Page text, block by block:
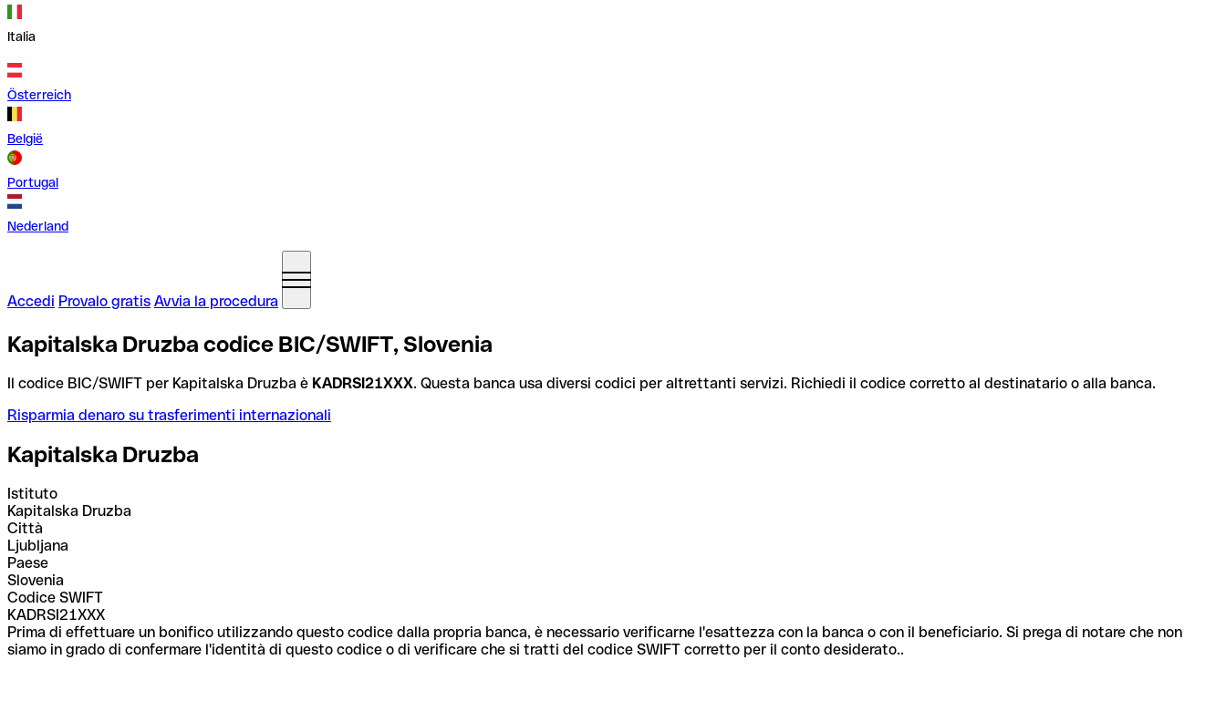
Italia
Österreich
België
Portugal
Nederland
Accedi Provalo gratis Avvia la procedura
Kapitalska Druzba codice BIC/SWIFT, Slovenia
Il codice BIC/SWIFT per Kapitalska Druzba è KADRSI21XXX. Questa banca usa diversi codici per altrettanti servizi. Richiedi il codice corretto al destinatario o alla banca.
Risparmia denaro su trasferimenti internazionali
Kapitalska Druzba
Istituto
Kapitalska Druzba
Città
Ljubljana
Paese
Slovenia
Codice SWIFT
KADRSI21XXX
Prima di effettuare un bonifico utilizzando questo codice dalla propria banca, è necessario verificarne l'esattezza con la banca o con il beneficiario. Si prega di notare che non
siamo in grado di confermare l'identità di questo codice o di verificare che si tratti del codice SWIFT corretto per il conto desiderato..